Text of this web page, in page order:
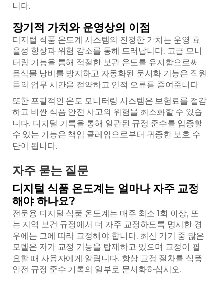
니다.
장기적 가치와 운영상의 이점
디지털 식품 온도계 시스템의 진정한 가치는 운영 효
율성 향상과 위험 감소를 통해 드러납니다. 고급 모니
터링 기능을 통해 적절한 보관 온도를 유지함으로써
음식물 낭비를 방지하고 자동화된 문서화 기능은 직원
들의 업무 시간을 절약하고 인적 오류를 줄여줍니다.
또한 포괄적인 온도 모니터링 시스템은 보험료를 절감
하고 비싼 식품 안전 사고의 위험을 최소화할 수 있습
니다. 디지털 기록을 통해 일관된 규정 준수를 입증할
수 있는 기능은 책임 클레임으로부터 귀중한 보호 수
단이 됩니다.
자주 묻는 질문
디지털 식품 온도계는 얼마나 자주 교정
해야 하나요?
전문용 디지털 식품 온도계는 매주 최소 1회 이상, 또
는 지역 보건 규정에서 더 자주 교정하도록 명시한 경
우에는 그에 따라 교정해야 합니다. 최신 기기 중 많은
모델은 자가 교정 기능을 탑재하고 있으며 교정이 필
요할 때 사용자에게 알립니다. 항상 교정 절차를 식품
안전 규정 준수 기록의 일부로 문서화하십시오.